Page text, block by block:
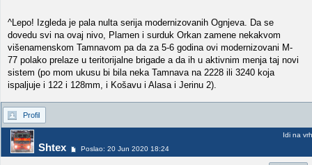
^Lepo! Izgleda je pala nulta serija modernizovanih Ognjeva. Da se
dovedu svi na ovaj nivo, Plamen i surduk Orkan zamene nekakvom
višenamenskom Tamnavom pa da za 5-6 godina ovi modernizovani M-
77 polako prelaze u teritorijalne brigade a da ih u aktivnim menja taj novi
sistem (po mom ukusu bi bila neka Tamnava na 2228 ili 3240 koja
ispaljuje i 122 i 128mm, i Košavu i Alasa i Jerinu 2).
Profil
Shtex Poslao: 20 Jun 2020 18:24
Idi na vrh